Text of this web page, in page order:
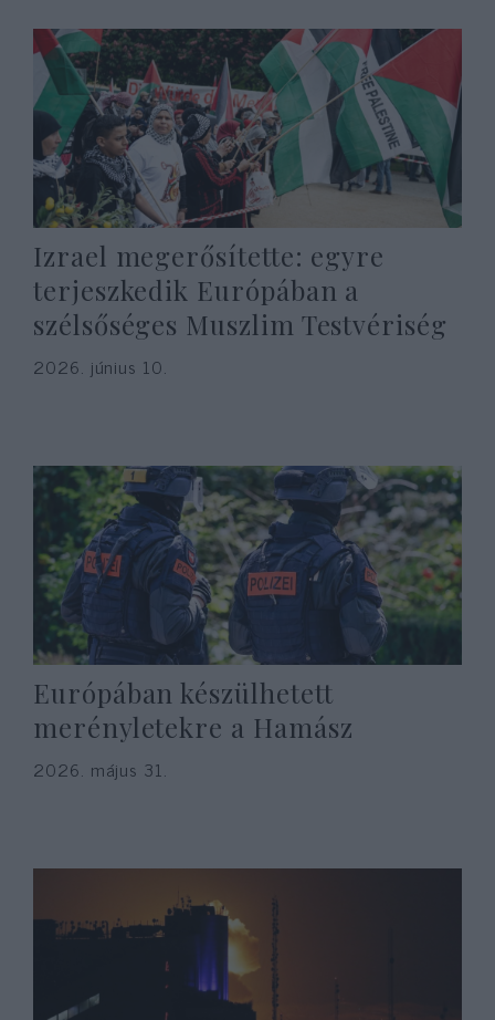
Izrael megerősítette: egyre
terjeszkedik Európában a
szélsőséges Muszlim Testvériség
2026. június 10.
Európában készülhetett
merényletekre a Hamász
2026. május 31.